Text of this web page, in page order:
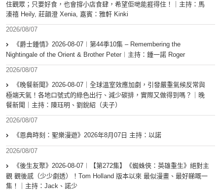
住觀眾；只要好食，也會撐小店食肆，希望佢哋能捱得住！｜主持：馬
溱禧 Heily, 莊韻澄 Xenia, 嘉賓：雅軒 Kinki
2026/08/07
《爵士鍾情》2026-08-07︱第44季10集 – Remembering the
Nightingale of the Orient & Brother Peter︱主持：鍾一諾 Roger
2026/08/07
《晚餐新聞》2026-08-07｜全球溫室效應加劇，引發嚴重氣候反常與
極端天氣！各地口號式的綠色出行、減少碳排，實際又做得到嗎？｜晚
餐新聞｜主持：陳珏明、劉銳紹（夫子）
2026/08/07
《恩典時刻：聖樂漫遊》2026年8月07日 主持：以諾
2026/08/07
《後生友聚》2026-08-07︱【第272集】《蜘蛛俠：英雄重生》絕對主
觀 觀後感（少少劇透）！Tom Holland 版本以來 最似漫畫、最好睇嘅一
集！｜主持：Jack、諾少